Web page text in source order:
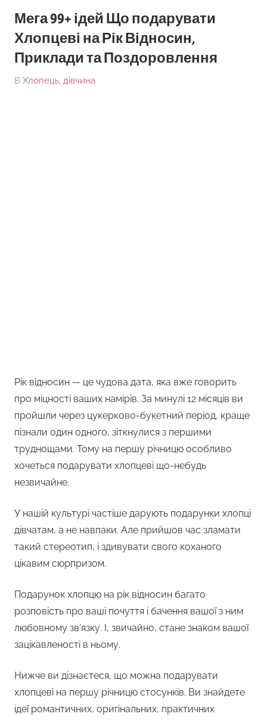
Мега 99+ ідей Що подарувати
Хлопцеві на Рік Відносин,
Приклади та Поздоровлення
On
By
В Хлопець, дівчина
Рік відносин — це чудова дата, яка вже говорить
про міцності ваших намірів. За минулі 12 місяців ви
пройшли через цукерково-букетний період, краще
пізнали один одного, зіткнулися з першими
труднощами. Тому на першу річницю особливо
хочеться подарувати хлопцеві що-небудь
незвичайне.
У нашій культурі частіше дарують подарунки хлопці
дівчатам, а не навпаки. Але прийшов час зламати
такий стереотип, і здивувати свого коханого
цікавим сюрпризом.
Подарунок хлопцю на рік відносин багато
розповість про ваші почуття і бачення вашої з ним
любовному зв’язку. І, звичайно, стане знаком вашої
зацікавленості в ньому.
Нижче ви дізнаєтеся, що можна подарувати
хлопцеві на першу річницю стосунків. Ви знайдете
ідеї романтичних, оригінальних, практичних